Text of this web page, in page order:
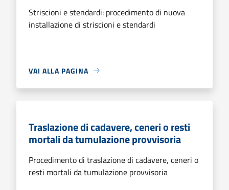
Striscioni e stendardi: procedimento di nuova
installazione di striscioni e stendardi
VAI ALLA PAGINA
Traslazione di cadavere, ceneri o resti
mortali da tumulazione provvisoria
Procedimento di traslazione di cadavere, ceneri o
resti mortali da tumulazione provvisoria